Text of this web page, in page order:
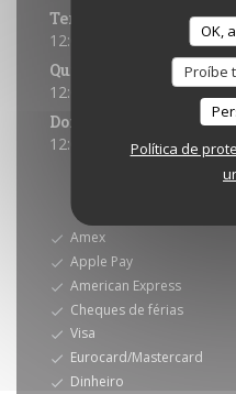
OK,
Proíbe
Política de
Ter
12:00 - 14:00
Qui
12:00 - 14:00
19:30 -
Domingo
12:00 - 14:00 *
*
Amex
Apple Pay
American Express
Cheques de férias
Visa
Eurocard/Mastercard
Dinheiro